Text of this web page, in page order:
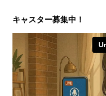
キャスター募集中！